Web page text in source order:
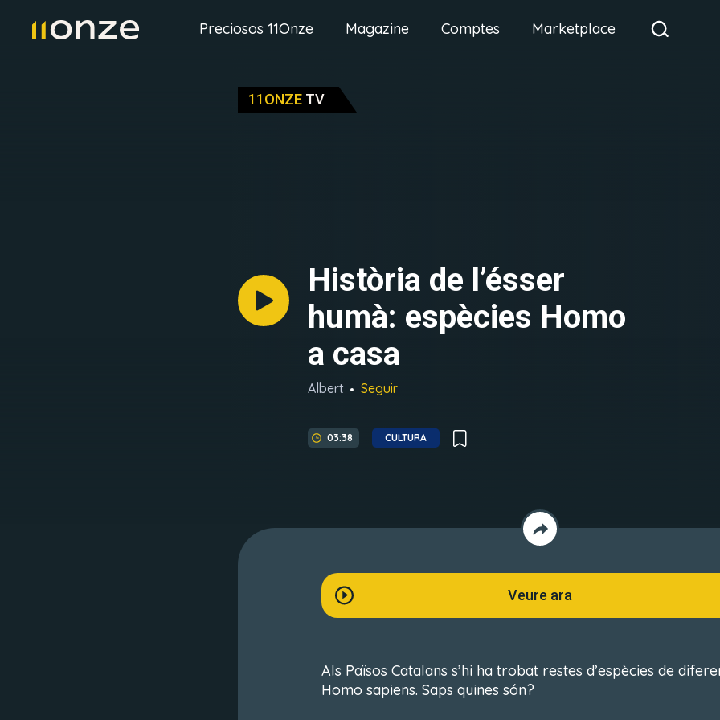
Preciosos 11Onze Magazine Comptes Marketplace
11ONZE TV
Història de l’ésser
humà: espècies Homo
a casa
Albert Seguir
03:38 CULTURA
Veure ara
Als Països Catalans s’hi ha trobat restes d’espècies de
Homo sapiens. Saps quines són?